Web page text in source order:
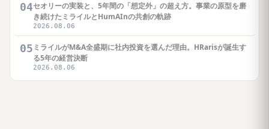
04セオリーの実装と、5年間の「想定外」の超え方。事業の原型を磨
き続けたミライルとHumAInの共創の軌跡
2026.08.06
05 ミライルがM&A全盛期に社内投資を選んだ理由。HRarisが誕生す
る5年の経営決断
2026.08.06